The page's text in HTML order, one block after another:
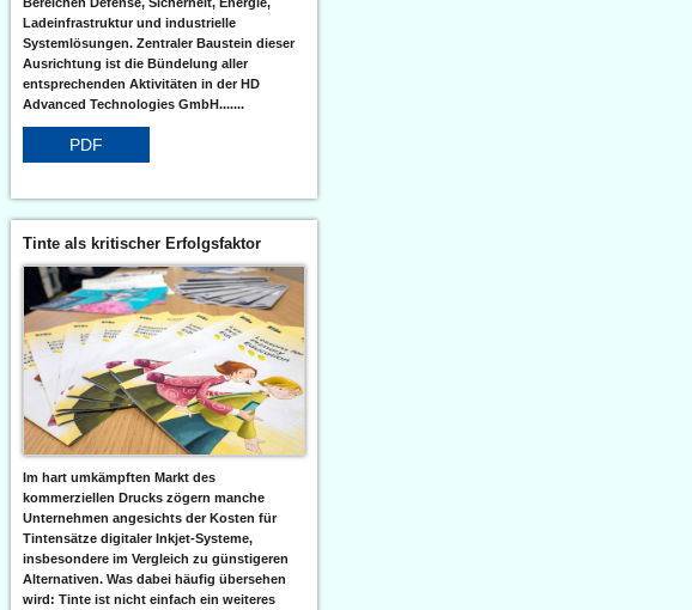
Ladeinfrastruktur und industrielle
Systemlösungen. Zentraler Baustein dieser
Ausrichtung ist die Bündelung aller
entsprechenden Aktivitäten in der HD
Advanced Technologies GmbH.......
PDF
Tinte als kritischer Erfolgsfaktor
Im hart umkämpften Markt des
kommerziellen Drucks zögern manche
Unternehmen angesichts der Kosten für
Tintensätze digitaler Inkjet-Systeme,
insbesondere im Vergleich zu günstigeren
Alternativen. Was dabei häufig übersehen
wird: Tinte ist nicht einfach ein weiteres